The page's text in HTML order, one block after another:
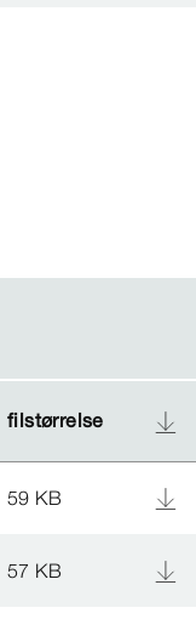
filstørrelse
filstørrelse
59 KB
57 KB